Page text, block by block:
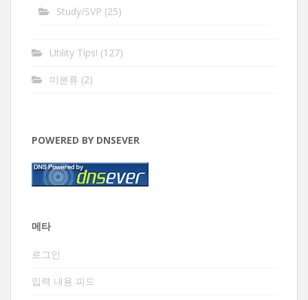
Study/SVP (25)
Utility Tips! (127)
미분류 (2)
POWERED BY DNSEVER
메타
로그인
입력 내용 피드